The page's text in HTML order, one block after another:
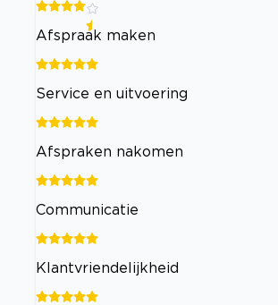
Afspraak maken
Service en uitvoering
Afspraken nakomen
Communicatie
Klantvriendelijkheid